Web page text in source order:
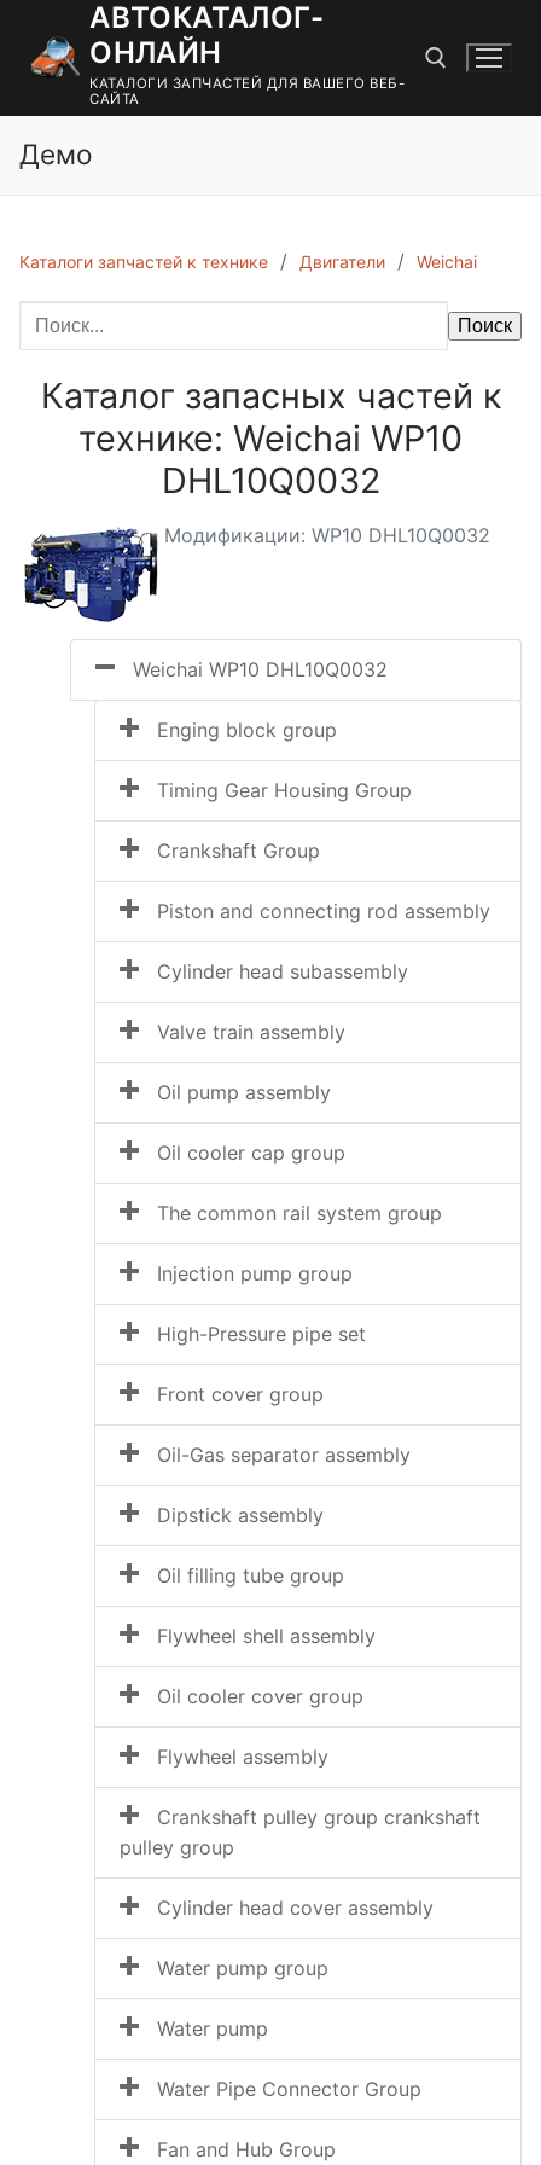
содержимому
АВТОКАТАЛОГ-
ОНЛАЙН
КАТАЛОГИ ЗАПЧАСТЕЙ ДЛЯ ВАШЕГО ВЕБ-
САЙТА
Демо
Каталоги запчастей к технике Двигатели Weichai
Поиск
Каталог запасных частей к
технике: Weichai WP10
DHL10Q0032
Модификации: WP10 DHL10Q0032
Weichai WP10 DHL10Q0032
Enging block group
Timing Gear Housing Group
Crankshaft Group
Piston and connecting rod assembly
Cylinder head subassembly
Valve train assembly
Oil pump assembly
Oil cooler cap group
The common rail system group
Injection pump group
High-Pressure pipe set
Front cover group
Oil-Gas separator assembly
Dipstick assembly
Oil filling tube group
Flywheel shell assembly
Oil cooler cover group
Flywheel assembly
Crankshaft pulley group crankshaft
pulley group
Cylinder head cover assembly
Water pump group
Water pump
Water Pipe Connector Group
Fan and Hub Group